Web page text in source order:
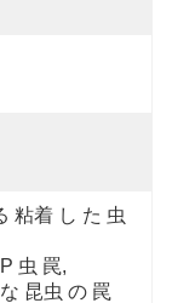
粘着 し た 虫
虫 罠,
昆虫 の 罠